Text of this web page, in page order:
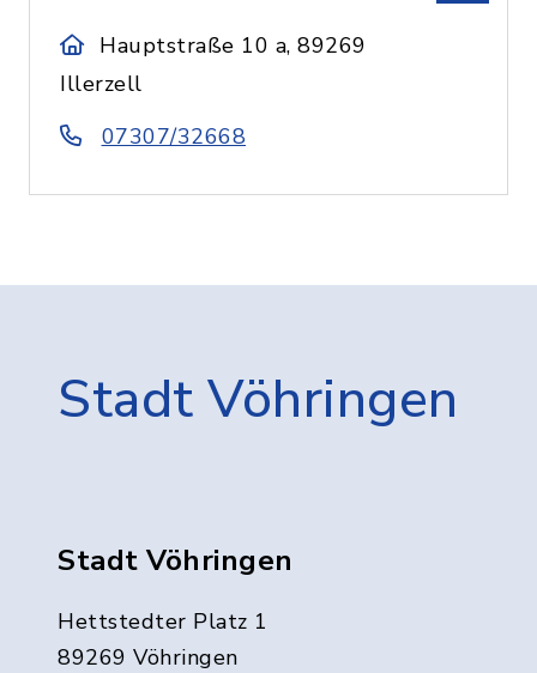
Hauptstraße 10 a, 89269
Illerzell
07307/32668
Stadt Vöhringen
Stadt Vöhringen
Hettstedter Platz 1
89269 Vöhringen